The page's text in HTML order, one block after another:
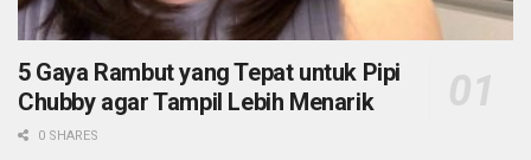
5 Gaya Rambut yang Tepat untuk Pipi
Chubby agar Tampil Lebih Menarik
0 SHARES